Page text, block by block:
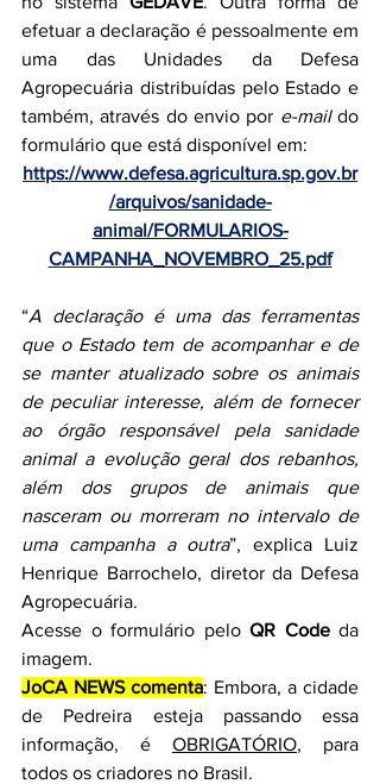
efetuar a declaração é pessoalmente em
uma das Unidades da Defesa
Agropecuária distribuídas pelo Estado e
também, através do envio por e-mail do
formulário que está disponível em:
https://www.defesa.agricultura.sp.gov.br
/arquivos/sanidade-
animal/FORMULARIOS-
CAMPANHA_NOVEMBRO_25.pdf
“A declaração é uma das ferramentas
que o Estado tem de acompanhar e de
se manter atualizado sobre os animais
de peculiar interesse, além de fornecer
ao órgão responsável pela sanidade
animal a evolução geral dos rebanhos,
além dos grupos de animais que
nasceram ou morreram no intervalo de
uma campanha a outra”, explica Luiz
Henrique Barrochelo, diretor da Defesa
Agropecuária.
Acesse o formulário pelo QR Code da
imagem.
JoCA NEWS comenta: Embora, a cidade
de Pedreira esteja passando essa
informação, é OBRIGATÓRIO, para
todos os criadores no Brasil.